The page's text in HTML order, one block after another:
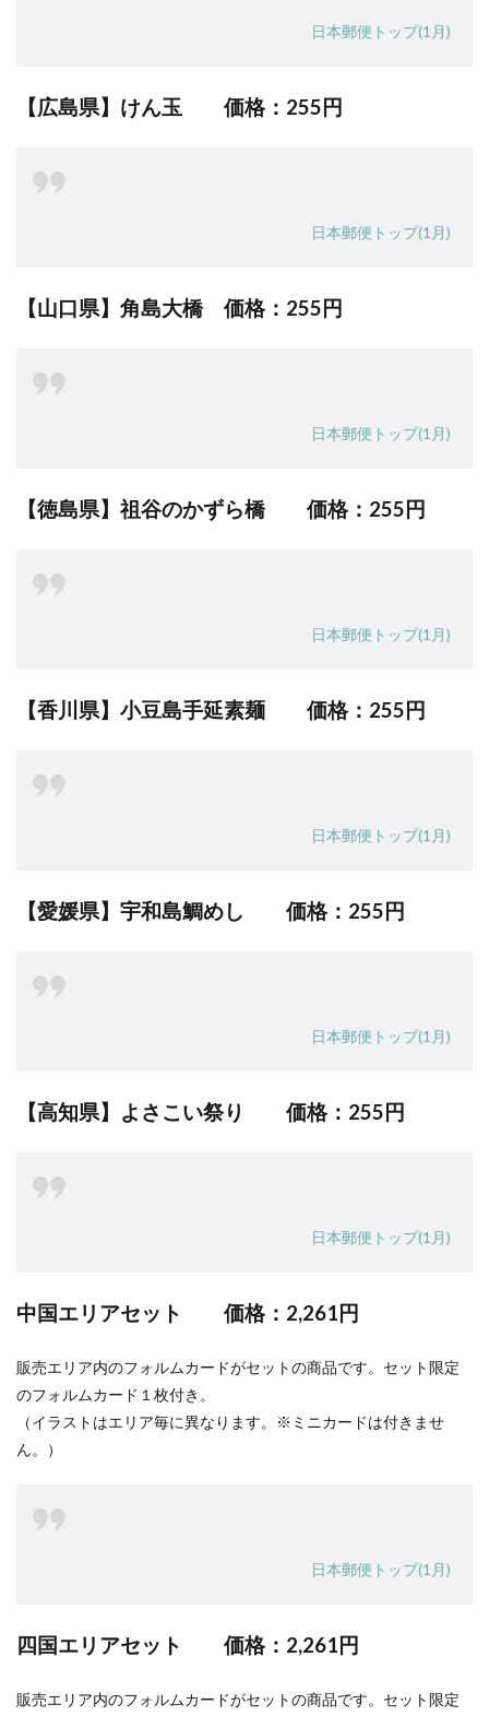
日本郵便トップ(1月)
【広島県】けん玉 価格： 255円
日本郵便トップ(1月)
【山口県】角島大橋 価格： 255円
日本郵便トップ(1月)
【徳島県】祖谷のかずら橋 価格： 255円
日本郵便トップ(1月)
【香川県】小豆島手延素麺 価格： 255円
日本郵便トップ(1月)
【愛媛県】宇和島鯛めし 価格： 255円
日本郵便トップ(1月)
【高知県】よさこい祭り 価格： 255円
日本郵便トップ(1月)
中国エリアセット 価格：2,261円
販売エリア内のフォルムカードがセットの商品です。セット限定
のフォルムカード１枚付き。
（イラストはエリア毎に異なります。※ミニカードは付きませ
ん。）
日本郵便トップ(1月)
四国エリアセット 価格： 2,261円
販売エリア内のフォルムカードがセットの商品です。セット限定